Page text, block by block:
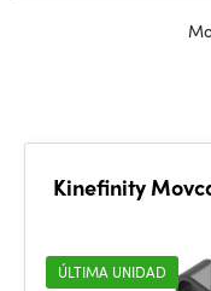
Kinefinity
ÚLTIMA UNIDAD